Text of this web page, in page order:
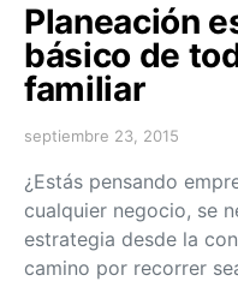
Planeación
básico de
familiar
septiembre 23, 2015
¿Estás pensando
cualquier negocio, se
estrategia desde la
camino por recorrer